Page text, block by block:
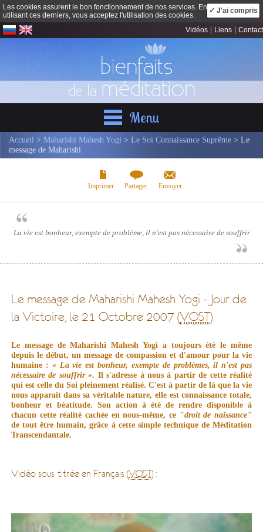
Les cookies assurent le bon fonctionnement de nos services. En
utilisant ces derniers, vous acceptez l'utilisation des cookies.
✓ J'ai compris
Vidéos Liens Contact
Menu
Accueil > Maharishi Mahesh Yogi > Le Soi Connaissance Suprême > Le
message de Maharishi
Imprimer Partager Envoyer
La vie est bonheur, exempte de problème, il n'est pas nécessaire de souffrir
Le message de Maharishi Mahesh Yogi - Jour de
la Victoire, le 21 Octobre 2007 (VOST)
Le message de Maharishi Mahesh Yogi a toujours été le même
depuis le début, un message de compassion et d'amour pour la vie
humaine : « La vie est bonheur, exempte de problèmes, il n'est pas
nécessaire de souffrir». Il s'adresse à nous à partir de cette réalité
qui est celle du Soi pleinement réalisé. C'est à partir de là que la vie
nous apparait dans sa véritable nature, elle est connaissance totale,
bonheur et béatitude. Son action à été de rendre disponible à
chacun cette réalité cachée en nous-même, ce "droit de naissance"
de tout être humain, grâce à cette simple technique de Méditation
Transcendantale.
Vidéo sous-titrée en Français (VOST) :